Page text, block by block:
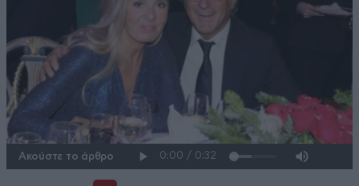
Ακούστε το άρθρο